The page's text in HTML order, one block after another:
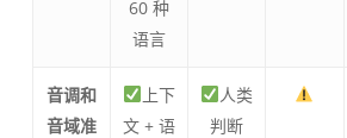
60 种
语言
音调和
音域准
上下
文 + 语
人类
判断